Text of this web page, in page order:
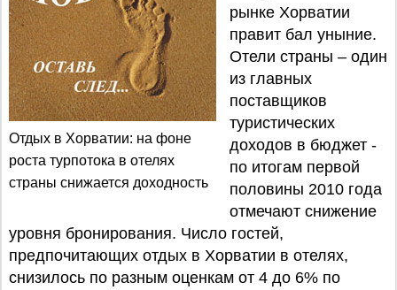
Отдых в Хорватии: на фоне
роста турпотока в отелях
страны снижается доходность
рынке Хорватии
правит бал уныние.
Отели страны – один
из главных
поставщиков
туристических
доходов в бюджет -
по итогам первой
половины 2010 года
отмечают снижение
уровня бронирования. Число гостей,
предпочитающих отдых в Хорватии в отелях,
снизилось по разным оценкам от 4 до 6% по